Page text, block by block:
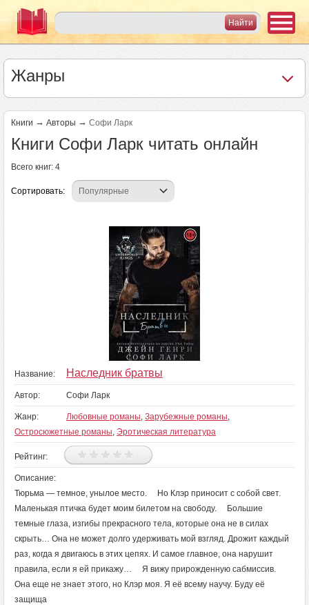
Жанры
Книги → Авторы → Софи Ларк
Книги Софи Ларк читать онлайн
Всего книг: 4
Сортировать:
Название: Наследник братвы
Автор: Софи Ларк
Жанр: Любовные романы, Зарубежные романы,
Остросюжетные романы, Эротическая литература
Рейтинг:
Описание:
Тюрьма — темное, унылое место. Но Клэр приносит с собой свет.
Маленькая птичка будет моим билетом на свободу. Большие
темные глаза, изгибы прекрасного тела, которые она не в силах
скрыть… Она не может долго удерживать мой взгляд. Дрожит каждый
раз, когда я двигаюсь в этих цепях. И самое главное, она нарушит
правила, если я ей прикажу… Я вижу прирожденную сабмиссив.
Она еще не знает этого, но Клэр моя. Я её всему научу. Буду её
защища